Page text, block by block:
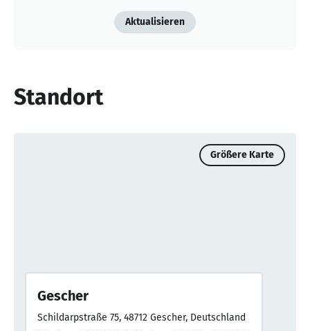
Aktualisieren
Standort
Größere Karte
Gescher
Schildarpstraße 75, 48712 Gescher, Deutschland